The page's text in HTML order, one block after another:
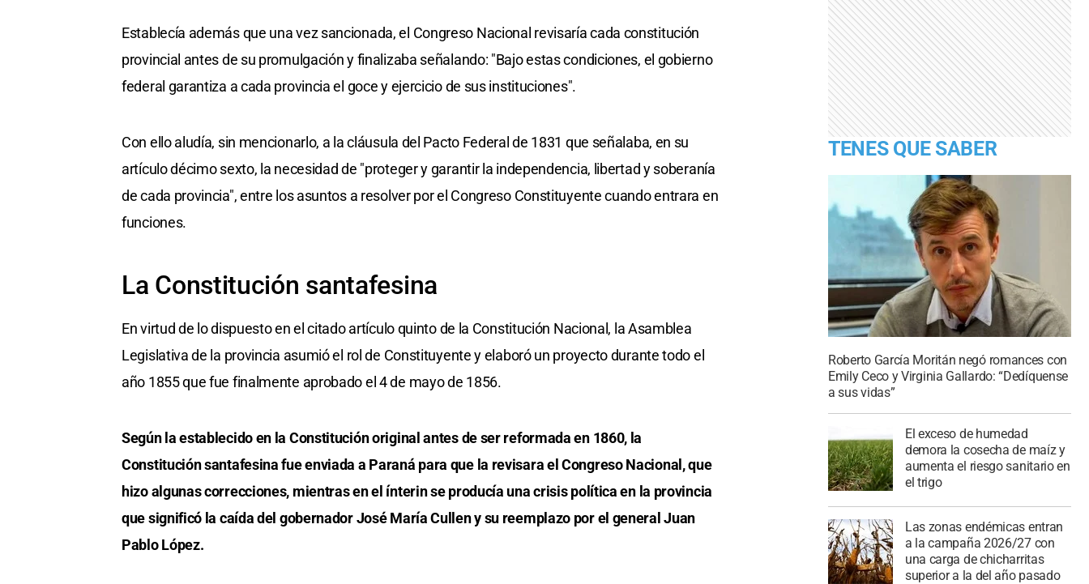
Establecía además que una vez sancionada, el Congreso Nacional revisaría cada constitución
provincial antes de su promulgación y finalizaba señalando: "Bajo estas condiciones, el gobierno
federal garantiza a cada provincia el goce y ejercicio de sus instituciones".
Con ello aludía, sin mencionarlo, a la cláusula del Pacto Federal de 1831 que señalaba, en su
artículo décimo sexto, la necesidad de "proteger y garantir la independencia, libertad y soberanía
de cada provincia", entre los asuntos a resolver por el Congreso Constituyente cuando entrara en
funciones.
La Constitución santafesina
En virtud de lo dispuesto en el citado artículo quinto de la Constitución Nacional, la Asamblea
Legislativa de la provincia asumió el rol de Constituyente y elaboró un proyecto durante todo el
año 1855 que fue finalmente aprobado el 4 de mayo de 1856.
Según la establecido en la Constitución original antes de ser reformada en 1860, la
Constitución santafesina fue enviada a Paraná para que la revisara el Congreso Nacional, que
hizo algunas correcciones, mientras en el ínterin se producía una crisis política en la provincia
que significó la caída del gobernador José María Cullen y su reemplazo por el general Juan
Pablo López.
TENES QUE SABER
Roberto García Moritán negó romances con
Emily Ceco y Virginia Gallardo: “Dedíquense
a sus vidas”
El exceso de humedad
demora la cosecha de maíz y
aumenta el riesgo sanitario en
el trigo
Las zonas endémicas entran
a la campaña 2026/27 con
una carga de chicharritas
superior a la del año pasado